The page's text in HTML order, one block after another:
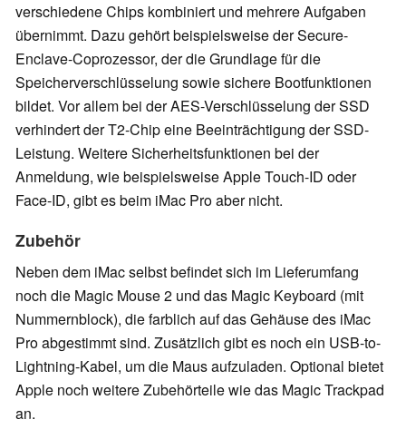
verschiedene Chips kombiniert und mehrere Aufgaben
übernimmt. Dazu gehört beispielsweise der Secure-
Enclave-Coprozessor, der die Grundlage für die
Speicherverschlüsselung sowie sichere Bootfunktionen
bildet. Vor allem bei der AES-Verschlüsselung der SSD
verhindert der T2-Chip eine Beeinträchtigung der SSD-
Leistung. Weitere Sicherheitsfunktionen bei der
Anmeldung, wie beispielsweise Apple Touch-ID oder
Face-ID, gibt es beim iMac Pro aber nicht.
Zubehör
Neben dem iMac selbst befindet sich im Lieferumfang
noch die Magic Mouse 2 und das Magic Keyboard (mit
Nummernblock), die farblich auf das Gehäuse des iMac
Pro abgestimmt sind. Zusätzlich gibt es noch ein USB-to-
Lightning-Kabel, um die Maus aufzuladen. Optional bietet
Apple noch weitere Zubehörteile wie das Magic Trackpad
an.